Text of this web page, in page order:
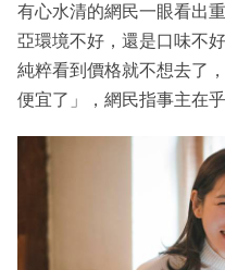
有心水清的網民一眼看出
亞環境不好，還是口味不
純粹看到價格就不想去了
便宜了」，網民指事主在